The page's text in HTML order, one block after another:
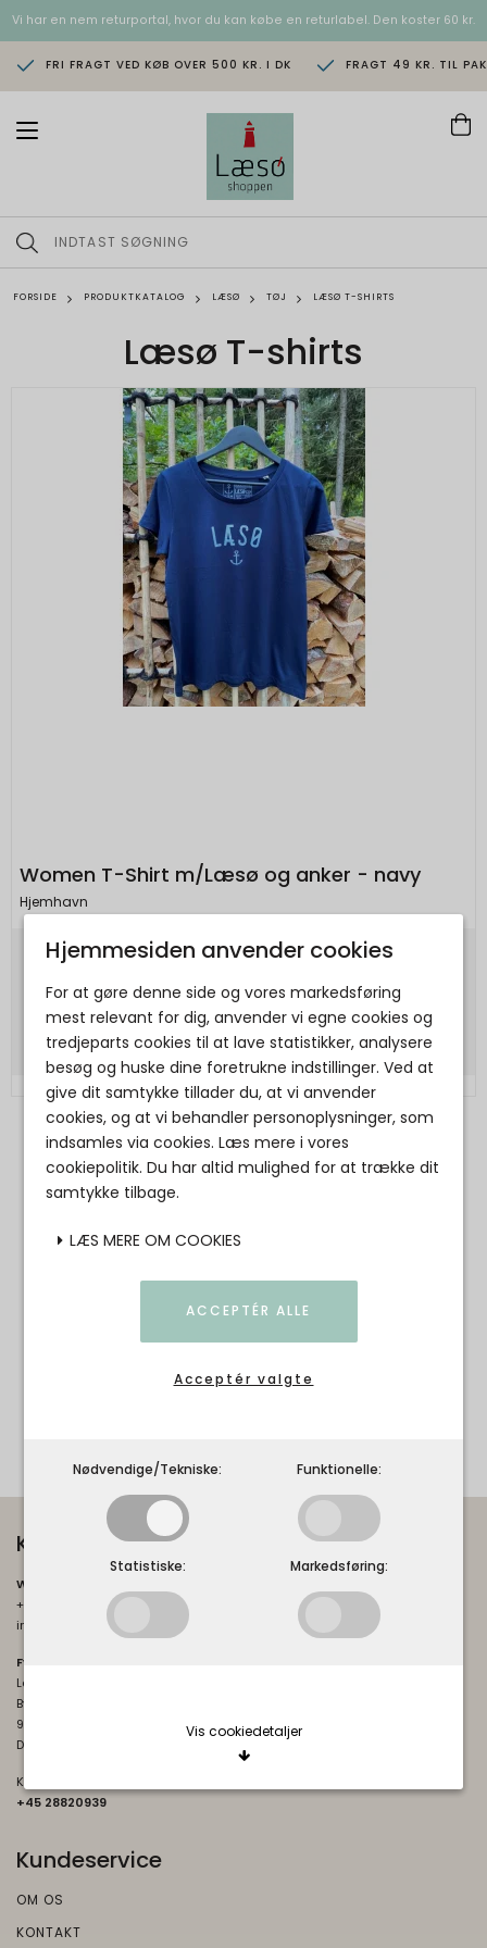
Vi har en nem returportal, hvor du kan købe en returlabel. Den koster 60 kr.
FRI FRAGT VED KØB OVER 500 KR. I DK FRAGT 49 KR. TIL
T
n
a
i
FORSIDE PRODUKTKATALOG LÆSØ TØJ LÆSØ T-SHIRTS
Læsø T-shirts
Women T-Shirt m/Læsø og anker - navy
Hjemhavn
330,00 DKK
Vis produkt
Bliv inspireret... set på Instagram
Kontakt os
Webshoppen:
+45 60220939
info@laesoeshoppen.dk
Fysisk butik:
Læsøshoppen
Byrum Hovedgade 83A
9940 Byrum
Danmark
Kontakt til butikken og bestilling af gavekurve:
+45 28820939
Kundeservice
OM OS
KONTAKT
Hjemmesiden anvender cookies
For at gøre denne side og vores markedsføring
mest relevant for dig, anvender vi egne cookies og
tredjeparts cookies til at lave statistikker, analysere
besøg og huske dine foretrukne indstillinger. Ved at
give dit samtykke tillader du, at vi anvender
cookies, og at vi behandler personoplysninger, som
indsamles via cookies. Læs mere i vores
cookiepolitik. Du har altid mulighed for at trække dit
samtykke tilbage.
LÆS MERE OM COOKIES
Acceptér valgte
ACCEPTÉR ALLE
Nødvendige/Tekniske: Funktionelle:
Statistiske: Markedsføring:
Vis cookiedetaljer
fleste hjemmesider fungerer, som de skal. Som